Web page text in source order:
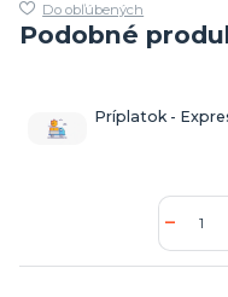
Do obľúbených
Podobné
Príplatok -